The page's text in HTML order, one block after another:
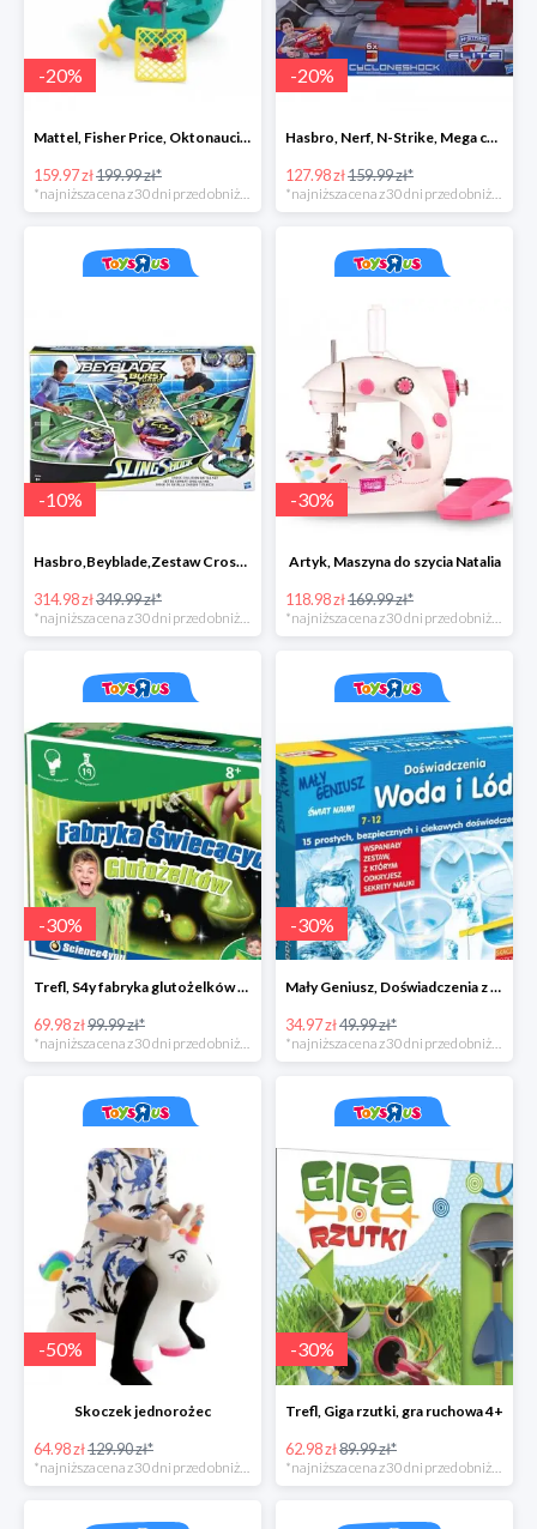
-20%
Mattel, Fisher Price, Oktonauci, Pojazd ratunkowy pływak
159.97 zł199.99 zł*
-20%
Hasbro, Nerf, N-Strike, Mega cyclon
127.98 zł159.99 zł*
-10%
Hasbro,Beyblade,Zestaw Cross collision battle -35zł
314.98 zł349.99 zł*
*najniższa cena z 30 dni przed obniżką
-30%
Artyk, Maszyna do szycia Natalia
118.98 zł169.99 zł*
*najniższa cena z 30 dni przed obniżką
-30%
Trefl, S4y fabryka glutożelków głów duża
69.98 zł99.99 zł*
-30%
Mały Geniusz, Doświadczenia z wodą i lodem
34.97 zł49.99 zł*
-50%
Skoczek jednorożec
64.98 zł129.90 zł*
*najniższa cena z 30 dni przed obniżką
-30%
Trefl, Giga rzutki, gra ruchowa 4+
62.98 zł89.99 zł*
*najniższa cena z 30 dni przed obniżką